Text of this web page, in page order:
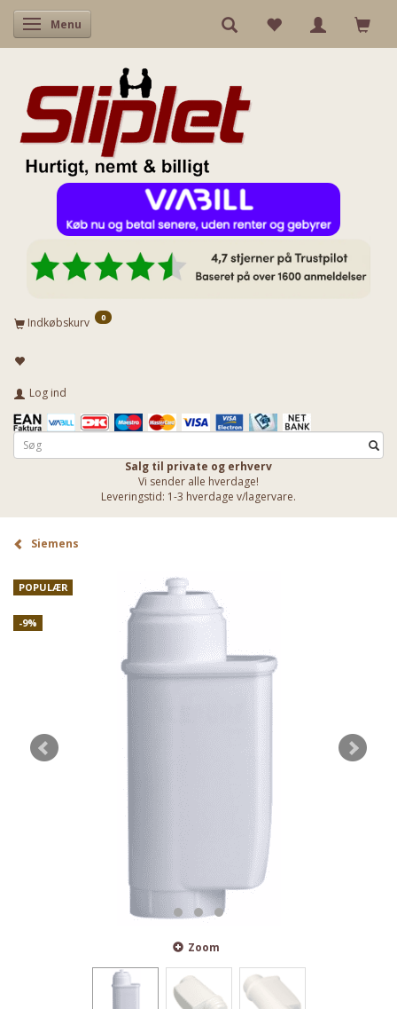
Skifte navigation
Menu
Indkøbskurv 0
Log ind
Salg til private og erhverv
Vi sender alle hverdage!
Leveringstid: 1-3 hverdage v/lagervare.
Siemens
POPULÆR
-9%
Zoom